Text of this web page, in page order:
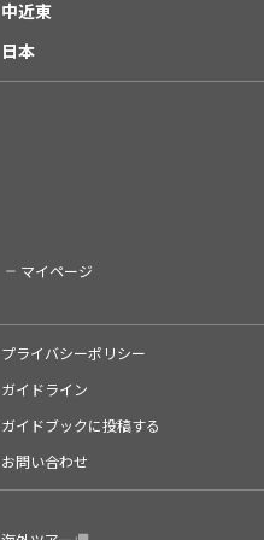
中近東
日本
マイページ
プライバシーポリシー
ガイドライン
ガイドブックに投稿する
お問い合わせ